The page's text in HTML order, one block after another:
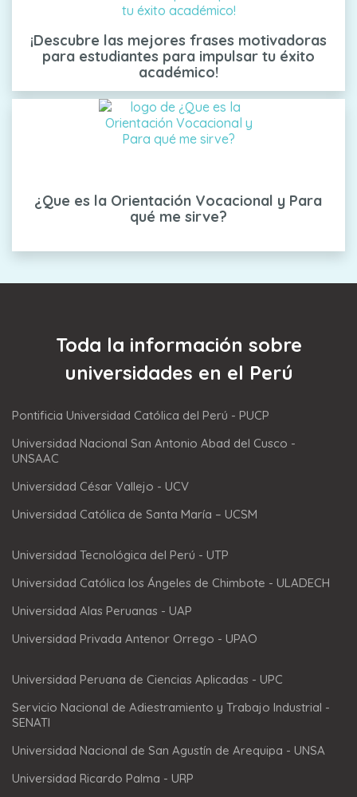
¡Descubre las mejores frases motivadoras
para estudiantes para impulsar tu éxito
académico!
¿Que es la Orientación Vocacional y Para
qué me sirve?
Toda la información sobre
universidades en el Perú
Pontificia Universidad Católica del Perú - PUCP
Universidad Nacional San Antonio Abad del Cusco -
UNSAAC
Universidad César Vallejo - UCV
Universidad Católica de Santa María – UCSM
Universidad Tecnológica del Perú - UTP
Universidad Católica los Ángeles de Chimbote - ULADECH
Universidad Alas Peruanas - UAP
Universidad Privada Antenor Orrego - UPAO
Universidad Peruana de Ciencias Aplicadas - UPC
Servicio Nacional de Adiestramiento y Trabajo Industrial -
SENATI
Universidad Nacional de San Agustín de Arequipa - UNSA
Universidad Ricardo Palma - URP